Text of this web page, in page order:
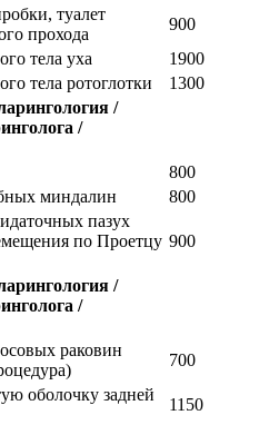
туалет
прохода
900
тела уха
1900
тела ротоглотки
1300
/
/
800
миндалин 800
пазух
по Проетцу 900
/
/
раковин
700
оболочку задней
1150